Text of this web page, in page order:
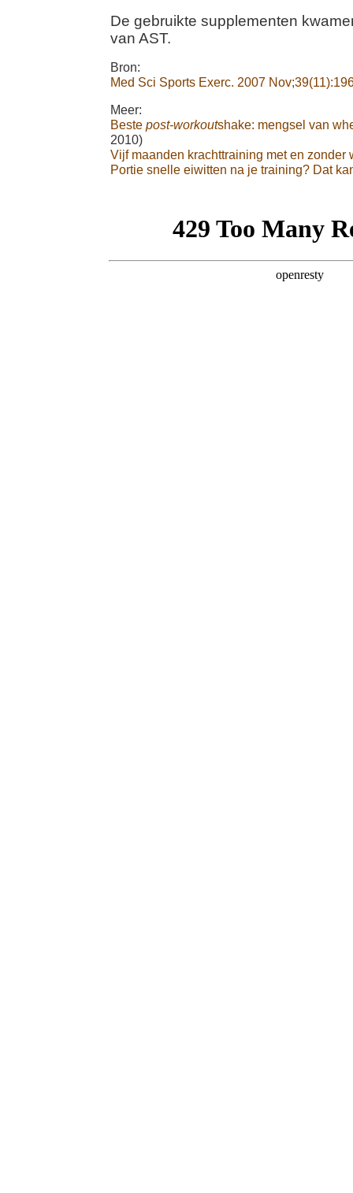
De gebruikte supplementen
van AST.
Bron:
Med Sci Sports Exerc. 2007
Meer:
Beste post-workoutshake: mengsel van
2010)
Vijf maanden krachttraining met en zonder
Portie snelle eiwitten na je training? Dat